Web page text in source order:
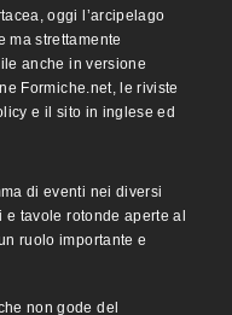
oggi l’arcipelago
ma strettamente
anche in versione
Formiche.net, le riviste
e il sito in inglese ed
di eventi nei diversi
tavole rotonde aperte al
ruolo importante e
non gode del